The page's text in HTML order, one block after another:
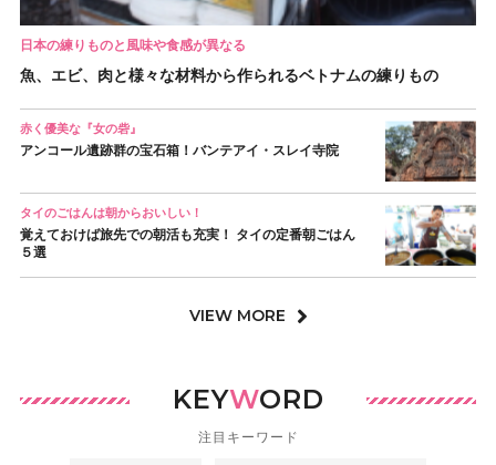
日本の練りものと風味や食感が異なる
魚、エビ、肉と様々な材料から作られるベトナムの練りもの
赤く優美な『女の砦』
アンコール遺跡群の宝石箱！バンテアイ・スレイ寺院
タイのごはんは朝からおいしい！
覚えておけば旅先での朝活も充実！ タイの定番朝ごはん
５選
VIEW MORE
KEYWORD
注目キーワード